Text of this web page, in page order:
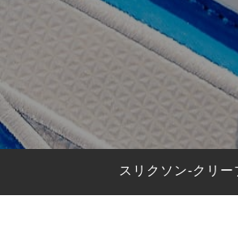
スリクソン-クリ
PUTTERS パター
Editor’s Picks 編集部のおすすめ
Our Team
Our Mission 私たちの使命